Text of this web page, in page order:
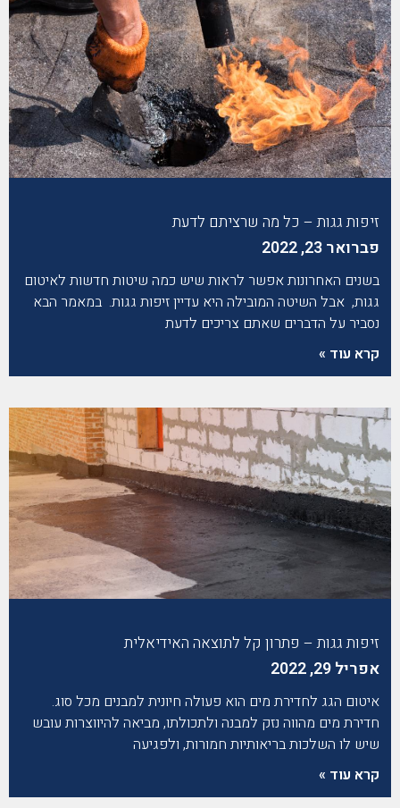
זיפות גגות – כל מה שרציתם לדעת
פברואר 23, 2022
בשנים האחרונות אפשר לראות שיש כמה שיטות חדשות לאיטום
גגות, אבל השיטה המובילה היא עדיין זיפות גגות. במאמר הבא
נסביר על הדברים שאתם צריכים לדעת
קרא עוד »
זיפות גגות – פתרון קל לתוצאה האידיאלית
אפריל 29, 2022
איטום הגג לחדירת מים הוא פעולה חיונית למבנים מכל סוג.
חדירת מים מהווה נזק למבנה ולתכולתו, מביאה להיווצרות עובש
שיש לו השלכות בריאותיות חמורות, ולפגיעה
קרא עוד »